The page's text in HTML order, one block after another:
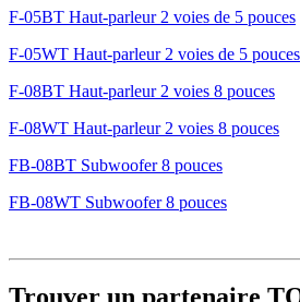
F-05BT Haut-parleur 2 voies de 5 pouces
F-05WT Haut-parleur 2 voies de 5 pouces
F-08BT Haut-parleur 2 voies 8 pouces
F-08WT Haut-parleur 2 voies 8 pouces
FB-08BT Subwoofer 8 pouces
FB-08WT Subwoofer 8 pouces